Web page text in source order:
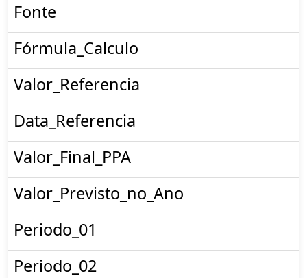
Fonte
Fórmula_Calculo
Valor_Referencia
Data_Referencia
Valor_Final_PPA
Valor_Previsto_no_Ano
Periodo_01
Periodo_02